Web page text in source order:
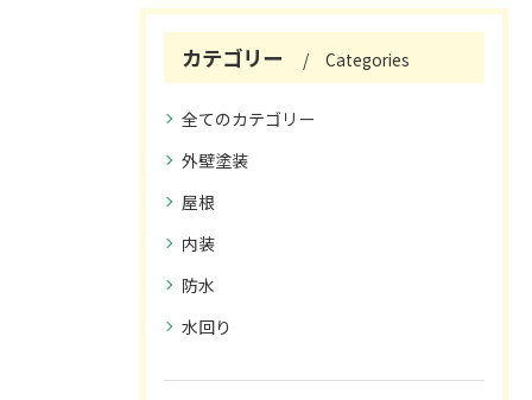
カテゴリー Categories
全てのカテゴリー
外壁塗装
屋根
内装
防水
水回り